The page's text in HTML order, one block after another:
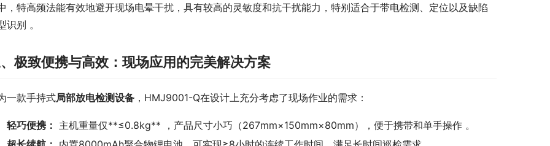
，特高频法能有效地避开现场电晕干扰，具有较高的灵敏度和抗干扰能力，特别适合于带电检测、定位以及缺陷
识别 。
极致便携与高效：现场应用的完美解决方案
一款手持式局部放电检测设备 ，HMJ9001-Q在设计上充分考虑了现场作业的需求：
轻巧便携： 主机重量仅**≤0.8kg** ，产品尺寸小巧（267mm×150mm×80mm），便于携带和单手操作 。